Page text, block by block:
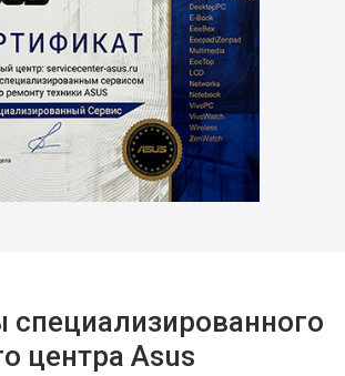
центра Asus